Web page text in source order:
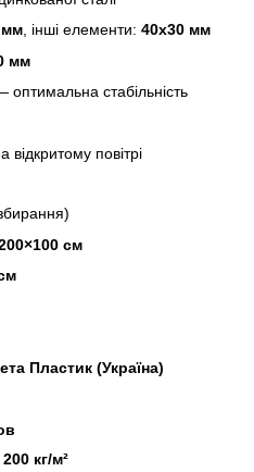
мм, інші елементи: 40х30 мм
мм
оптимальна стабільність
відкритому повітрі
см
Пластик (Україна)
кг/м²